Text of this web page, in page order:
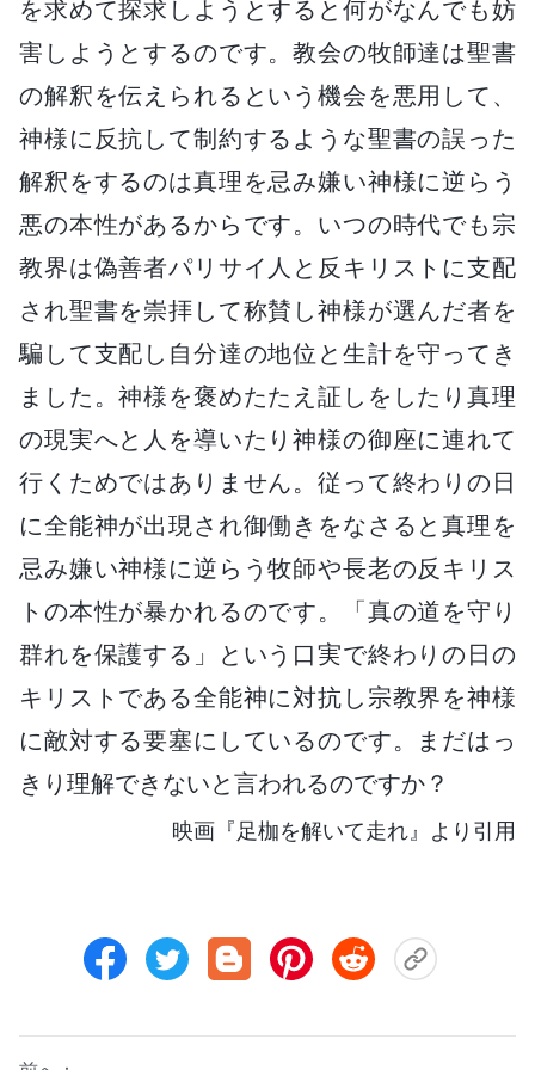
を求めて探求しようとすると何がなんでも妨
害しようとするのです。教会の牧師達は聖書
の解釈を伝えられるという機会を悪用して、
神様に反抗して制約するような聖書の誤った
解釈をするのは真理を忌み嫌い神様に逆らう
悪の本性があるからです。いつの時代でも宗
教界は偽善者パリサイ人と反キリストに支配
され聖書を崇拝して称賛し神様が選んだ者を
騙して支配し自分達の地位と生計を守ってき
ました。神様を褒めたたえ証しをしたり真理
の現実へと人を導いたり神様の御座に連れて
行くためではありません。従って終わりの日
に全能神が出現され御働きをなさると真理を
忌み嫌い神様に逆らう牧師や長老の反キリス
トの本性が暴かれるのです。「真の道を守り
群れを保護する」という口実で終わりの日の
キリストである全能神に対抗し宗教界を神様
に敵対する要塞にしているのです。まだはっ
きり理解できないと言われるのですか？
映画『足枷を解いて走れ』より引用